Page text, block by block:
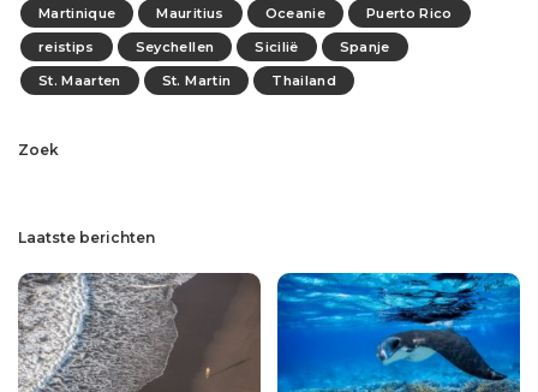
Martinique
Mauritius Oceanie
Puerto Rico
reistips
Seychellen Sicilië
Spanje
St. Maarten
St. Martin Thailand
Zoek
Laatste berichten